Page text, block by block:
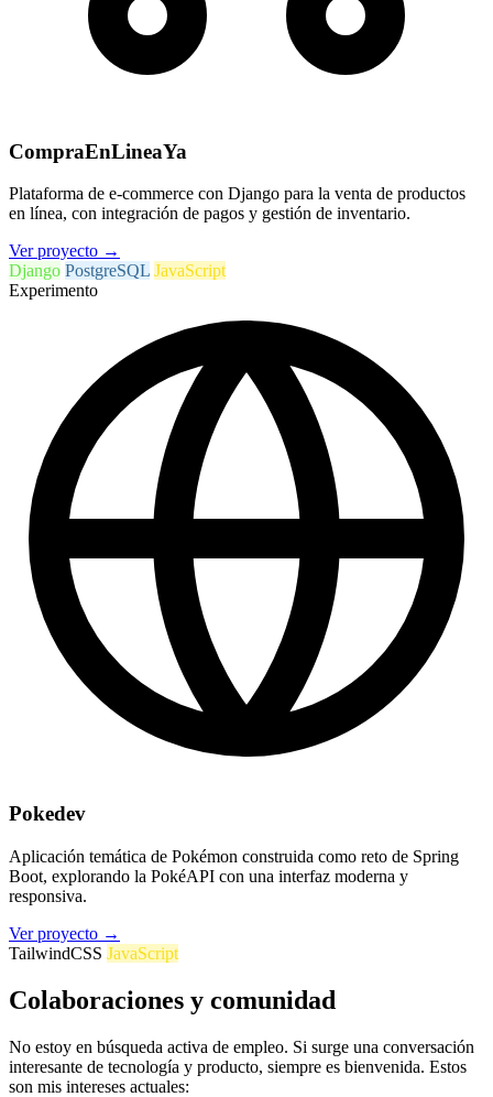
CompraEnLineaYa
Plataforma de e-commerce con Django para la venta de productos
en línea, con integración de pagos y gestión de inventario.
Ver proyecto →
Django PostgreSQL JavaScript
Experimento
Pokedev
Aplicación temática de Pokémon construida como reto de Spring
Boot, explorando la PokéAPI con una interfaz moderna y
responsiva.
Ver proyecto →
TailwindCSS JavaScript
Colaboraciones y comunidad
No estoy en búsqueda activa de empleo. Si surge una conversación
interesante de tecnología y producto, siempre es bienvenida. Estos
son mis intereses actuales: